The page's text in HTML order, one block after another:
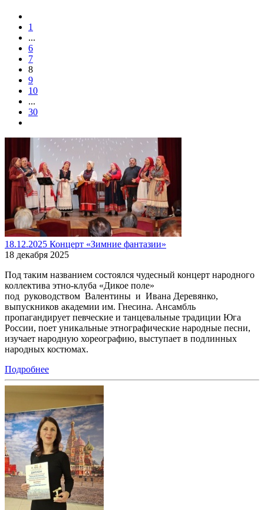
1
...
6
7
8
9
10
...
30
18.12.2025 Концерт «Зимние фантазии»
18 декабря 2025
Под таким названием состоялся чудесный концерт народного
коллектива этно-клуба «Дикое поле»
под руководством Валентины и Ивана Деревянко,
выпускников академии им. Гнесина. Ансамбль
пропагандирует певческие и танцевальные традиции Юга
России, поет уникальные этнографические народные песни,
изучает народную хореографию, выступает в подлинных
народных костюмах.
Подробнее